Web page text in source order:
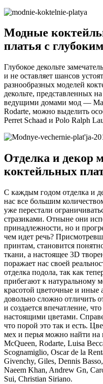
Модные
платья с
Глубокое декольте
и не оставляет шансов
разнообразных моделей
декольте, представленных
ведущими домами мод —
Rodarte, можно выделить
Perret Schaad и Polo Ralph
Отделка и декор
коктейльных
С каждым годом отделка и
нас все большим
уже перестали
стразиками. Отныне они
принадлежности, но и
чем идет речь?
принтам, становится
ткани, а настоящее 3D
поражает нас своей
отделка подола, так как
прибегают к натуральному
красотой цветочные и иные
довольно сложно отличить
и создается впечатление,
настоящими цветами.
что порой это так и есть.
мех и перья можно найти на
McQueen, Rodarte, Luisa
Scognamiglio, Oscar de la
Givenchy, Giles, Dennis
Naeem Khan, Andrew Gn,
Sui, Christian Siriano.